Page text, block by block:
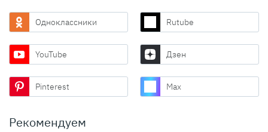
Одноклассники Rutube
YouTube Дзен
Pinterest Max
Рекомендуем